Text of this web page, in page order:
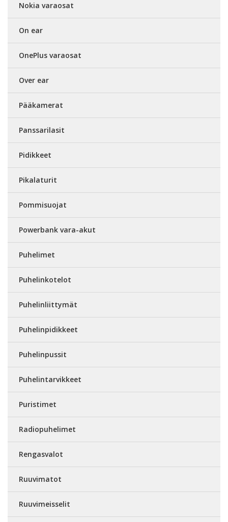
Nokia varaosat
On ear
OnePlus varaosat
Over ear
Pääkamerat
Panssarilasit
Pidikkeet
Pikalaturit
Pommisuojat
Powerbank vara-akut
Puhelimet
Puhelinkotelot
Puhelinliittymät
Puhelinpidikkeet
Puhelinpussit
Puhelintarvikkeet
Puristimet
Radiopuhelimet
Rengasvalot
Ruuvimatot
Ruuvimeisselit